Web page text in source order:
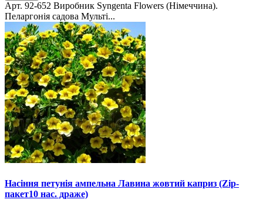
Арт. 92-652 Виробник Syngenta Flowers (Німеччина).
Пеларгонія садова Мульті...
Насіння петунія ампельна Лавина жовтий каприз (Zip-
пакет10 нас. драже)